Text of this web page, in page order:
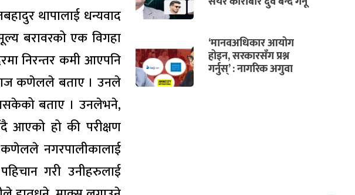
थापालाई धन्यवाद
बरावरको एक विगहा
निरन्तर कमी आएपनि
कणेलले बताए । उनले
बताए । उनलेभने,
आएको हो की परीक्षण
कणेलले नगरपालीकालाई
गरी उनीहरुलाई
‘मानवअधिकार आयोग
होइन, सरकारसँग प्रश्न
गर्नुस्’ : नागरिक अगुवा